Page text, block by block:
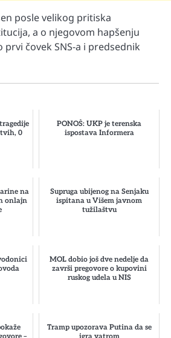
posle velikog pritiska
a o njegovom hapšenju
prvi čovek SNS-a i predsednik
0
PONOŠ: UKP je terenska
ispostava Informera
na
onlajn
Supruga ubijenog na Senjaku
ispitana u Višem javnom
tužilaštvu
MOL dobio još dve nedelje da
završi pregovore o kupovini
ruskog udela u NIS
Tramp upozorava Putina da se